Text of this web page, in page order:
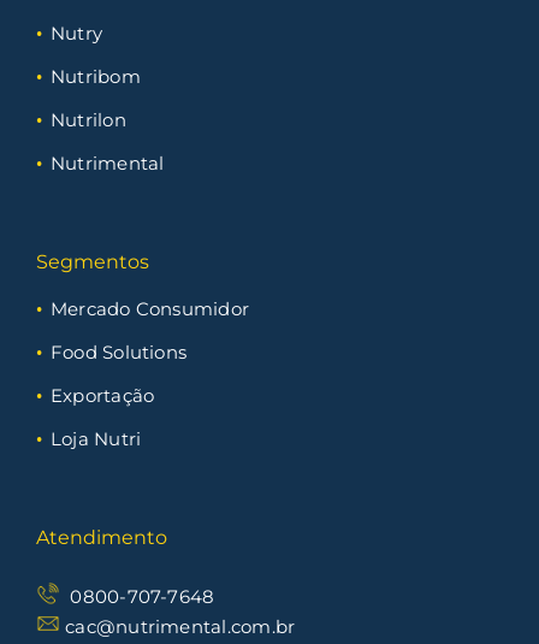
Nutry
Nutribom
Nutrilon
Nutrimental
Segmentos
Mercado Consumidor
Food Solutions
Exportação
Loja Nutri
Atendimento
0800-707-7648
cac@nutrimental.com.br